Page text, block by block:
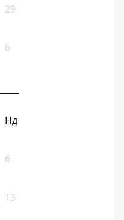
29
6
Нд
6
13